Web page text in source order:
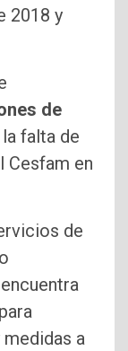
2018 y
de
falta de
Cesfam en
de
a